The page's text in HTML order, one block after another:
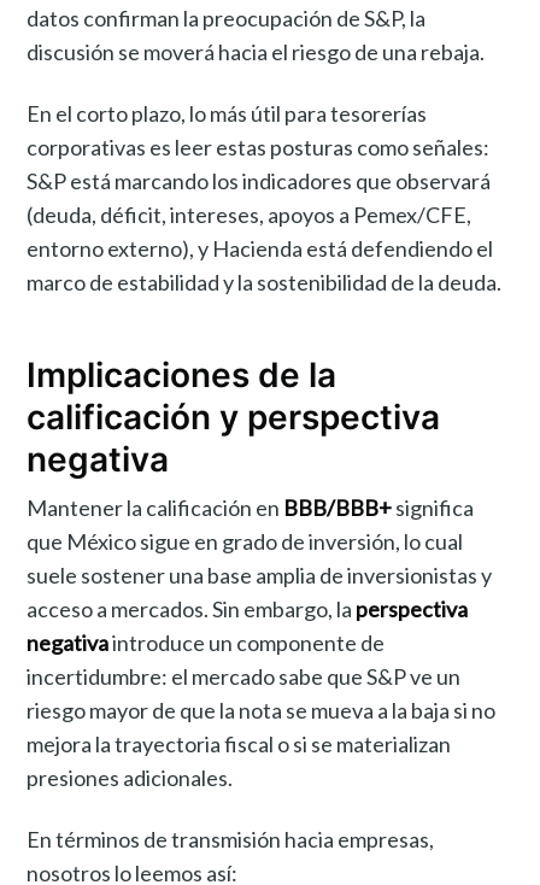
datos confirman la preocupación de S&P, la
discusión se moverá hacia el riesgo de una rebaja.
En el corto plazo, lo más útil para tesorerías
corporativas es leer estas posturas como señales:
S&P está marcando los indicadores que observará
(deuda, déficit, intereses, apoyos a Pemex/CFE,
entorno externo), y Hacienda está defendiendo el
marco de estabilidad y la sostenibilidad de la deuda.
Implicaciones de la
calificación y perspectiva
negativa
Mantener la calificación en BBB/BBB+significa
que México sigue en grado de inversión, lo cual
suele sostener una base amplia de inversionistas y
acceso a mercados. Sin embargo, la perspectiva
negativaintroduce un componente de
incertidumbre: el mercado sabe que S&P ve un
riesgo mayor de que la nota se mueva a la baja si no
mejora la trayectoria fiscal o si se materializan
presiones adicionales.
En términos de transmisión hacia empresas,
nosotros lo leemos así: